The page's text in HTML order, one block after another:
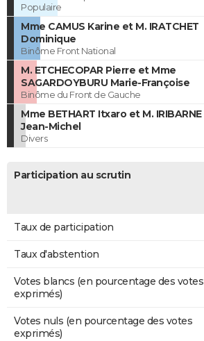
Populaire
Mme CAMUS Karine et M. IRATCHET
Dominique
Binôme Front National
M. ETCHECOPAR Pierre et Mme
SAGARDOYBURU Marie-Françoise
Binôme du Front de Gauche
Mme BETHART Itxaro et M. IRIBARNE
Jean-Michel
Divers
Participation au scrutin
Taux de participation
Taux d'abstention
Votes blancs (en pourcentage des votes
exprimés)
Votes nuls (en pourcentage des votes
exprimés)